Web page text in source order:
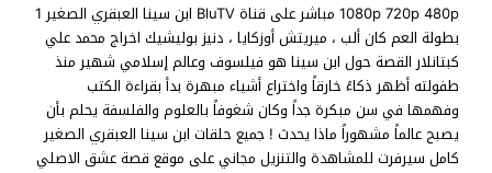
1080p 720p 480p مباشر على قناة BluTV ابن سينا العبقري الصغير 1
بطولة العم كان ألب ، ميريتش أوزكايا ، دنيز بوليشيك اخراج محمد علي
كبتانلار القصة حول ابن سينا هو فيلسوف وعالم إسلامي شهير منذ
طفولته أظهر ذكاءً خارقاً واختراع أشياء مبهرة بدأ بقراءة الكتب
وفهمها في سن مبكرة جداً وكان شغوفاً بالعلوم والفلسفة يحلم بأن
يصبح عالماً مشهوراً ماذا يحدث ! جميع حلقات ابن سينا العبقري الصغير
كامل سيرفرت للمشاهدة والتنزيل مجاني على موقع قصة عشق الاصلي